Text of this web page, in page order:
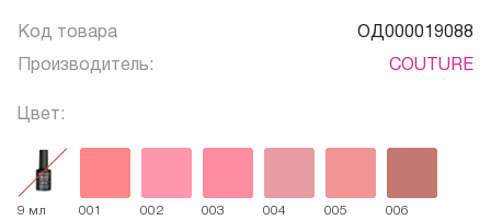
Код товара ОД000019088
Производитель: COUTURE
Цвет:
9 мл 001 002 003 004 005 006